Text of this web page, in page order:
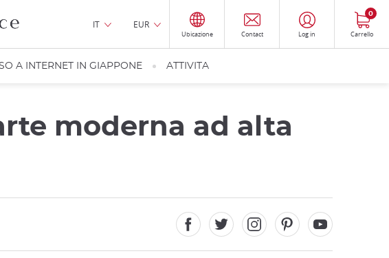
IT EUR
Ubicazione Contact Log in Carrello
0
A INTERNET IN GIAPPONE ATTIVITA
moderna ad alta